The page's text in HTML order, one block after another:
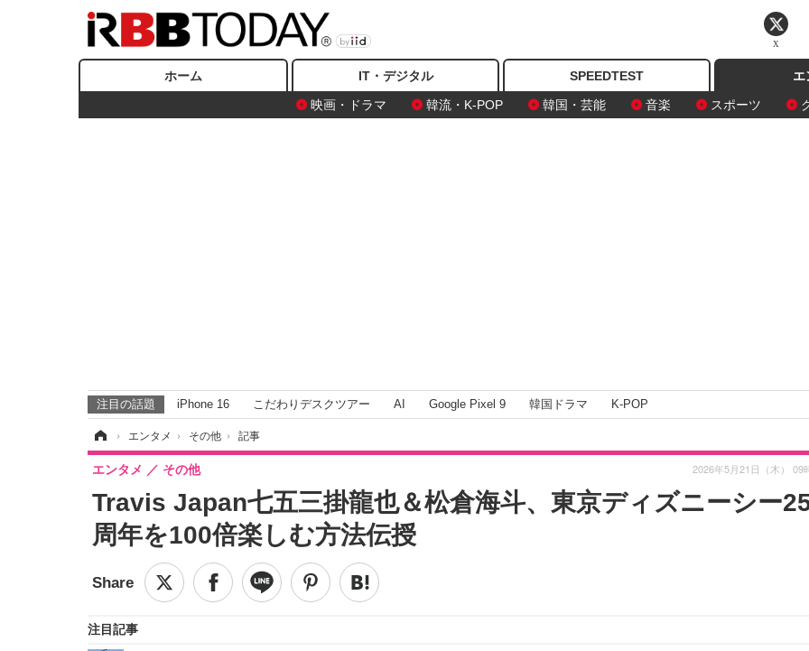
ホーム IT・デジタル SPEEDTEST
エ
映画・ドラマ
韓流・K-POP 韓国・芸能 音楽 スポーツ
注目の話題 iPhone 16 こだわりデスクツアー AI Google Pixel 9 韓国ドラマ K-POP
› エンタメ › その他 › 記事
Travis Japan七五三掛龍也＆松倉海斗、東京ディズニーシー
周年を100倍楽しむ方法伝授
エンタメ その他 2026年5月21日（木） 09
注目記事
X